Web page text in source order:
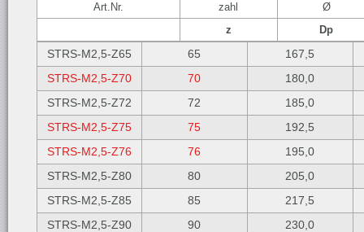
Art.Nr.
zahl
Ø
z
Dp
STRS-M2,5-Z65 65
167,5
STRS-M2,5-Z70
70
180,0
STRS-M2,5-Z72
72
185,0
STRS-M2,5-Z75
75
192,5
STRS-M2,5-Z76
76
195,0
STRS-M2,5-Z80
80
205,0
STRS-M2,5-Z85
85
217,5
STRS-M2,5-Z90
90
230,0